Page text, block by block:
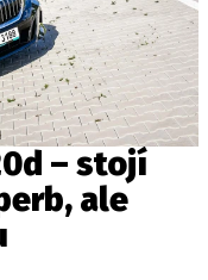
– stojí
ale